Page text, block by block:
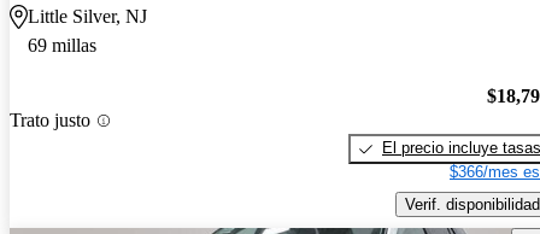
Little Silver, NJ
69 millas
Trato justo
El precio incluye tasas
$366/mes
Verif. disponibilidad